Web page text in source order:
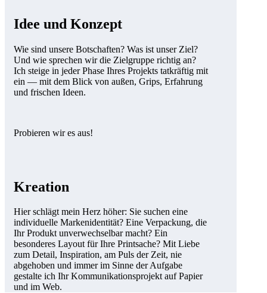
Idee und Konzept
Wie sind unsere Botschaften? Was ist unser Ziel?
Und wie sprechen wir die Zielgruppe richtig an?
Ich steige in jeder Phase Ihres Projekts tatkräftig mit
ein — mit dem Blick von außen, Grips, Erfahrung
und frischen Ideen.
Probieren wir es aus!
Kreation
Hier schlägt mein Herz höher: Sie suchen eine
individuelle Markenidentität? Eine Verpackung, die
Ihr Produkt unver­wech­sel­bar macht? Ein
besonderes Layout für Ihre Printsache? Mit Liebe
zum Detail, Inspiration, am Puls der Zeit, nie
abgehoben und immer im Sinne der Aufgabe
gestalte ich Ihr Kommuni­kations­projekt auf Papier
und im Web.